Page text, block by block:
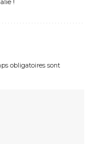
obligatoires sont